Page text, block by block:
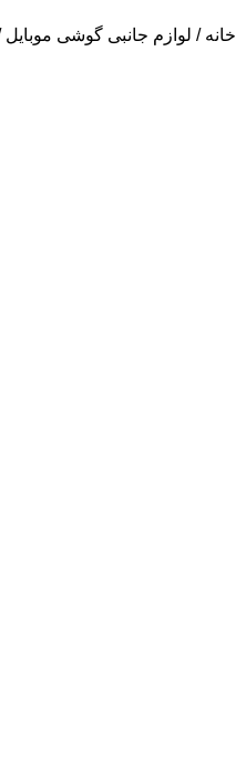
خانه لوازم جانبی گوشی موبایل